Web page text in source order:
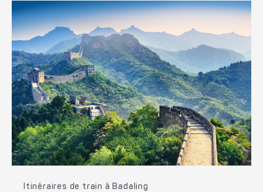
Itinéraires de train à Badaling